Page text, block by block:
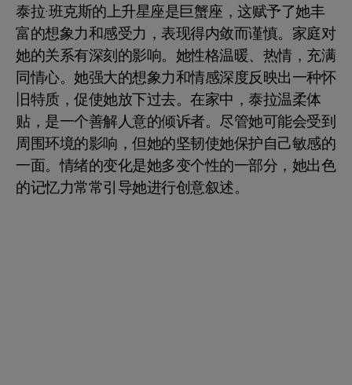
泰拉·班克斯的上升星座是巨蟹座，这赋予了她丰
富的想象力和感受力，表现得内敛而谨慎。家庭对
她的关系有深刻的影响。她性格温暖、热情，充满
同情心。她强大的想象力和情感深度反映出一种怀
旧特质，促使她放下过去。在家中，泰拉温柔体
贴，是一个善解人意的倾诉者。尽管她可能会受到
周围环境的影响，但她的坚韧使她保护自己敏感的
一面。情绪的变化是她多变个性的一部分，她出色
的记忆力常常引导她进行创意叙述。